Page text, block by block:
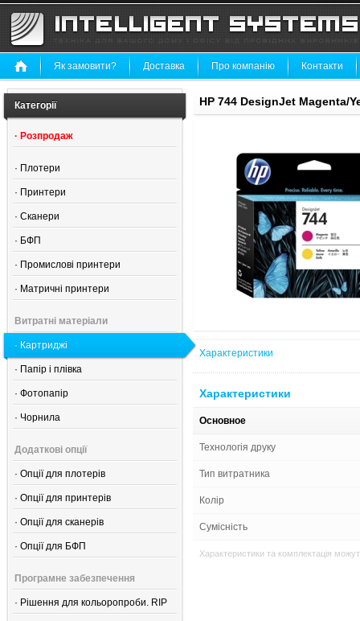
Як замовити? Доставка Про компанію Контакти
Категорії
· Розпродаж
· Плотери
· Принтери
· Сканери
· БФП
· Промислові принтери
· Матричні принтери
Витратні матеріали
· Картриджі
· Папір і плівка
· Фотопапір
· Чорнила
Додаткові опції
· Опції для плотерів
· Опції для принтерів
· Опції для сканерів
· Опції для БФП
Програмне забезпечення
· Рішення для кольоропроби. RIP
HP 744 DesignJet Magenta/
Характеристики
Характеристики
Основное
Технологія друку
Тип витратника
Колір
Сумісність
Характеристики та комплектація